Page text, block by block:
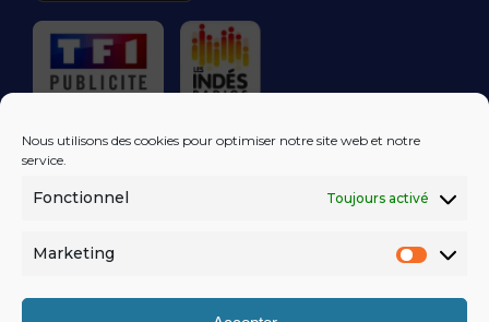
Nous utilisons des cookies pour optimiser notre site web et notre
service.
Fonctionnel Toujours activé
Marketing
RÉGIE PUBLICITAIRE
LES EXCLUS
DANS VOTRE